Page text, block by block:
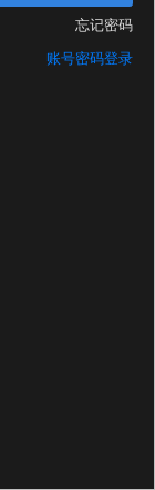
忘记密码
账号密码登录